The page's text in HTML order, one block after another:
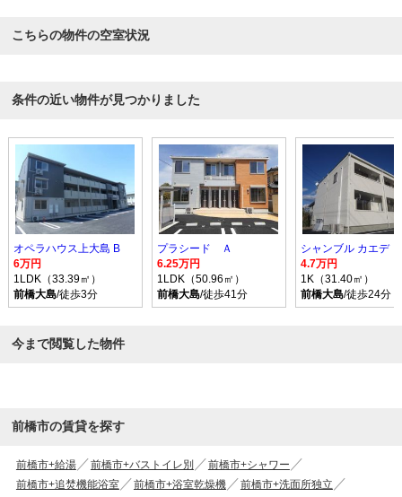
こちらの物件の空室状況
条件の近い物件が見つかりました
オペラハウス上大島 B
6万円
1LDK（33.39㎡）
前橋大島/徒歩3分
プラシード Ａ
6.25万円
1LDK（50.96㎡）
前橋大島/徒歩41分
シャンブル カエデ
4.7万円
1K（31.40㎡）
前橋大島/徒歩24分
今まで閲覧した物件
前橋市の賃貸を探す
前橋市+給湯 前橋市+バストイレ別
前橋市+シャワー
前橋市+追焚機能浴室
前橋市+浴室乾燥機
前橋市+洗面所独立